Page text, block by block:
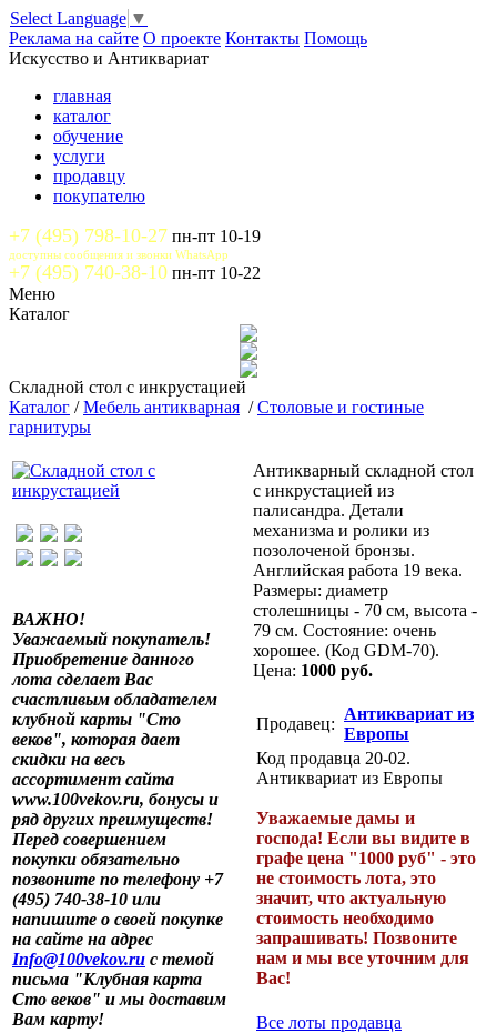
Select Language ▼
Реклама на сайте О проекте Контакты Помощь
Искусство и Антиквариат
главная
каталог
обучение
услуги
продавцу
покупателю
+7 (495) 798-10-27 пн-пт 10-19
доступны сообщения и звонки WhatsApp
+7 (495) 740-38-10 пн-пт 10-22
Меню
Каталог
Складной стол с инкрустацией
Каталог /Мебель антикварная /Столовые и гостиные
гарнитуры
ВАЖНО!
Уважаемый покупатель!
Приобретение данного
лота сделает Вас
счастливым обладателем
клубной карты "Сто
веков", которая дает
скидки на весь
ассортимент сайта
www.100vekov.ru, бонусы и
ряд других преимуществ!
Перед совершением
покупки обязательно
позвоните по телефону +7
(495) 740-38-10 или
напишите о своей покупке
на сайте на адрес
Info@100vekov.ru с темой
письма "Клубная карта
Сто веков" и мы доставим
Вам карту!
Антикварный складной стол
с инкрустацией из
палисандра. Детали
механизма и ролики из
позолоченой бронзы.
Английская работа 19 века.
Размеры: диаметр
столешницы - 70 см, высота -
79 см. Состояние: очень
хорошее. (Код GDM-70).
Цена: 1000 руб.
Продавец:
Антиквариат из
Европы
Код продавца 20-02.
Антиквариат из Европы
Уважаемые дамы и
господа! Если вы видите в
графе цена "1000 руб" - это
не стоимость лота, это
значит, что актуальную
стоимость необходимо
запрашивать! Позвоните
нам и мы все уточним для
Вас!
Все лоты продавца